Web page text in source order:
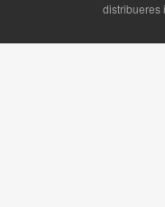
distribueres